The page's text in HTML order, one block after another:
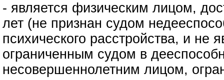
- является физическим лицом,
лет (не признан судом
психического расстройства, и не
ограниченным судом в
несовершеннолетним лицом,